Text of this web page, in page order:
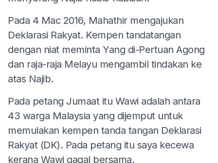
Pada 4 Mac 2016, Mahathir mengajukan
Deklarasi Rakyat. Kempen tandatangan
dengan niat meminta Yang di-Pertuan Agong
dan raja-raja Melayu mengambil tindakan ke
atas Najib.
Pada petang Jumaat itu Wawi adalah antara
43 warga Malaysia yang dijemput untuk
memulakan kempen tanda tangan Deklarasi
Rakyat (DK). Pada petang itu saya kecewa
kerana Wawi gagal bersama.